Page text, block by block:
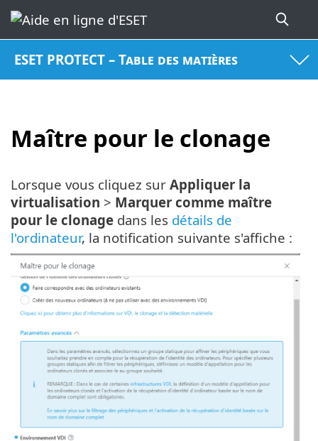
ESET PROTECT – Table des matières
Maître pour le clonage
Lorsque vous cliquez sur Appliquer la
virtualisation > Marquer comme maître
pour le clonage dans les détails de
l'ordinateur, la notification suivante s'affiche :